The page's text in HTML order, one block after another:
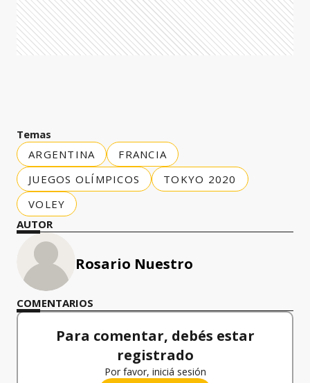
Temas
ARGENTINA
FRANCIA
JUEGOS OLÍMPICOS
TOKYO 2020
VOLEY
AUTOR
Rosario Nuestro
COMENTARIOS
Para comentar, debés estar
registrado
Por favor, iniciá sesión